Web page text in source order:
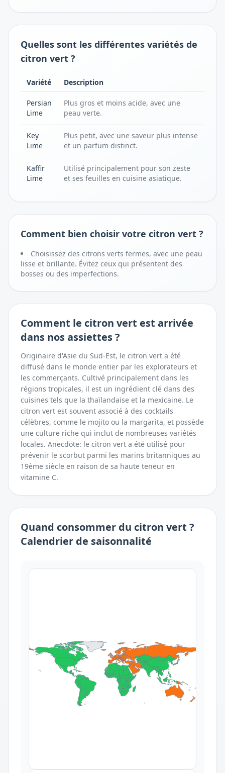
Quelles sont les différentes variétés de
citron vert ?
Variété Description
Persian
Lime
Plus gros et moins acide, avec une
peau verte.
Key
Lime
Plus petit, avec une saveur plus intense
et un parfum distinct.
Kaffir
Lime
Utilisé principalement pour son zeste
et ses feuilles en cuisine asiatique.
Comment bien choisir votre citron vert ?
Choisissez des citrons verts fermes, avec une peau
lisse et brillante. Évitez ceux qui présentent des
bosses ou des imperfections.
Comment le citron vert est arrivée
dans nos assiettes ?
Originaire d'Asie du Sud-Est, le citron vert a été
diffusé dans le monde entier par les explorateurs et
les commerçants. Cultivé principalement dans les
régions tropicales, il est un ingrédient clé dans des
cuisines tels que la thaïlandaise et la mexicaine. Le
citron vert est souvent associé à des cocktails
célèbres, comme le mojito ou la margarita, et possède
une culture riche qui inclut de nombreuses variétés
locales. Anecdote: le citron vert a été utilisé pour
prévenir le scorbut parmi les marins britanniques au
19ème siècle en raison de sa haute teneur en
vitamine C.
Quand consommer du citron vert ?
Calendrier de saisonnalité